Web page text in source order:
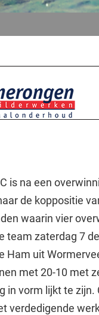
is na een
de koppositie
waarin vier
team zaterdag 7
Ham uit
met 20-10 met
in vorm lijkt te zijn.
verdedigende